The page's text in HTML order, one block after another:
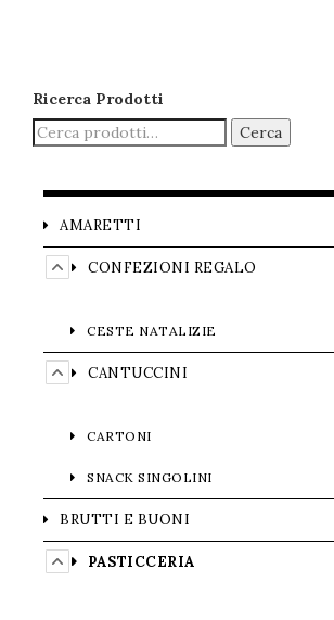
Ricerca Prodotti
Cerca
AMARETTI
CONFEZIONI REGALO
CESTE NATALIZIE
CANTUCCINI
CARTONI
SNACK SINGOLINI
BRUTTI E BUONI
PASTICCERIA